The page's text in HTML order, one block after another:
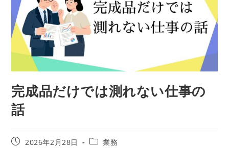
完成品だけでは測れない仕事の
話
2026年2月28日 業務